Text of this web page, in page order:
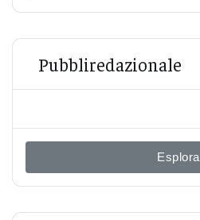
Pubbliredazionale
Esplora